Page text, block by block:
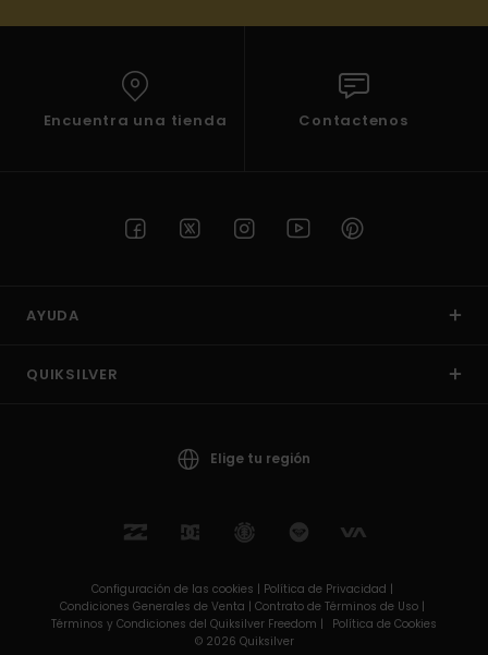
Encuentra una tienda Contactenos
AYUDA
QUIKSILVER
Elige tu región
Configuración de las cookies | Política de Privacidad |
Condiciones Generales de Venta | Contrato de Términos de Uso |
Términos y Condiciones del Quiksilver Freedom |
Política de Cookies
© 2026 Quiksilver